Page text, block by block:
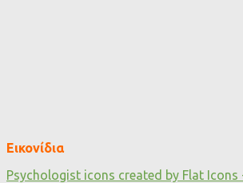
Εικονίδια
Psychologist icons created by Flat Icons